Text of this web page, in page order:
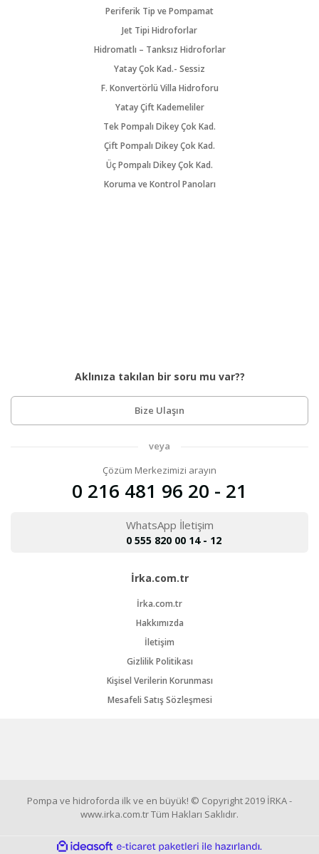
Periferik Tip ve Pompamat
Jet Tipi Hidroforlar
Hidromatlı – Tanksız Hidroforlar
Yatay Çok Kad.- Sessiz
F. Konvertörlü Villa Hidroforu
Yatay Çift Kademeliler
Tek Pompalı Dikey Çok Kad.
Çift Pompalı Dikey Çok Kad.
Üç Pompalı Dikey Çok Kad.
Koruma ve Kontrol Panoları
Aklınıza takılan bir soru mu var??
Bize Ulaşın
veya
Çözüm Merkezimizi arayın
0 216 481 96 20 - 21
WhatsApp İletişim
0 555 820 00 14 - 12
İrka.com.tr
İrka.com.tr
Hakkımızda
İletişim
Gizlilik Politikası
Kişisel Verilerin Korunması
Mesafeli Satış Sözleşmesi
Pompa ve hidroforda ilk ve en büyük! © Copyright 2019 İRKA -
www.irka.com.tr Tüm Hakları Saklıdır.
ideasoft e-